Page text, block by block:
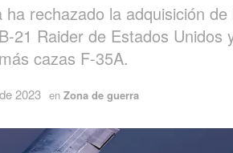
ha rechazado la adquisición
21 Raider de Estados Unidos
cazas F-35A.
2023 en Zona de guerra